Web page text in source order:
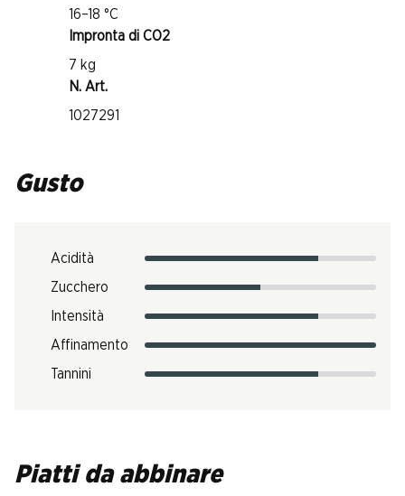
16–18 °C
Impronta di CO2
7 kg
N. Art.
1027291
Gusto
Acidità
Zucchero
Intensità
Affinamento
Tannini
Piatti da abbinare